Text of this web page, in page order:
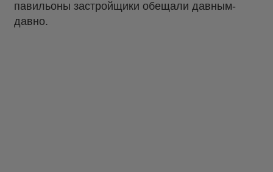
павильоны застройщики обещали давным-
давно.